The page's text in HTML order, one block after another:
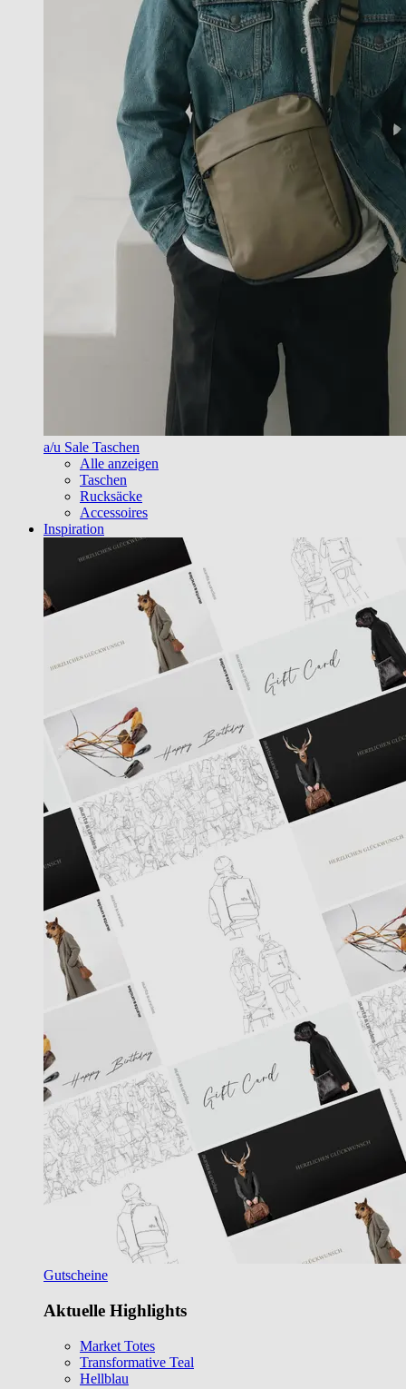
a/u Sale Taschen
Alle anzeigen
Taschen
Rucksäcke
Accessoires
Inspiration
Gutscheine
Aktuelle Highlights
Market Totes
Transformative Teal
Hellblau